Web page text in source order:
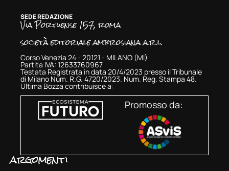
SEDE REDAZIONE
Via Portuense 157, roma
società editoriale ambrosiana a.r.l.
Corso Venezia 24 - 20121 - MILANO (MI)
Partita IVA: 12633760967
Testata Registrata in data 20/4/2023 presso il Tribunale
di Milano Num. R.G. 4720/2023. Num. Reg. Stampa 48.
Ultima Bozza contribuisce a:
Promosso da:
argomenti